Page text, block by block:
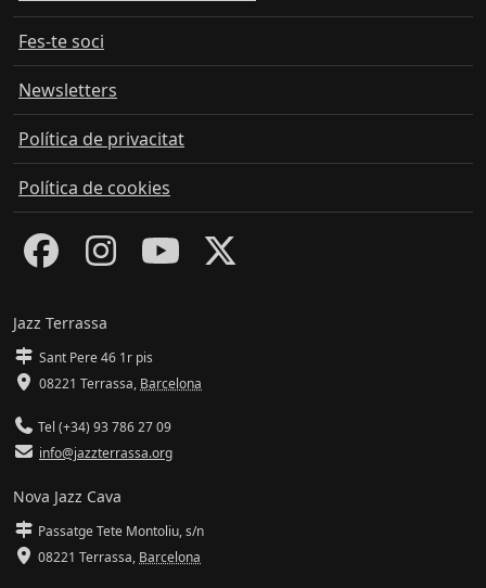
Fes-te soci
Newsletters
Política de privacitat
Política de cookies
Jazz Terrassa
Sant Pere 46 1r pis
08221 Terrassa, Barcelona
Tel (+34) 93 786 27 09
info@jazzterrassa.org
Nova Jazz Cava
Passatge Tete Montoliu, s/n
08221 Terrassa, Barcelona